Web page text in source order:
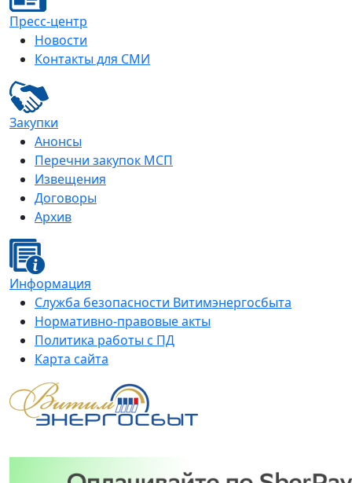
Пресс-центр
Новости
Контакты для СМИ
Закупки
Анонсы
Перечни закупок МСП
Извещения
Договоры
Архив
Информация
Служба безопасности Витимэнергосбыта
Нормативно-правовые акты
Политика работы с ПД
Карта сайта